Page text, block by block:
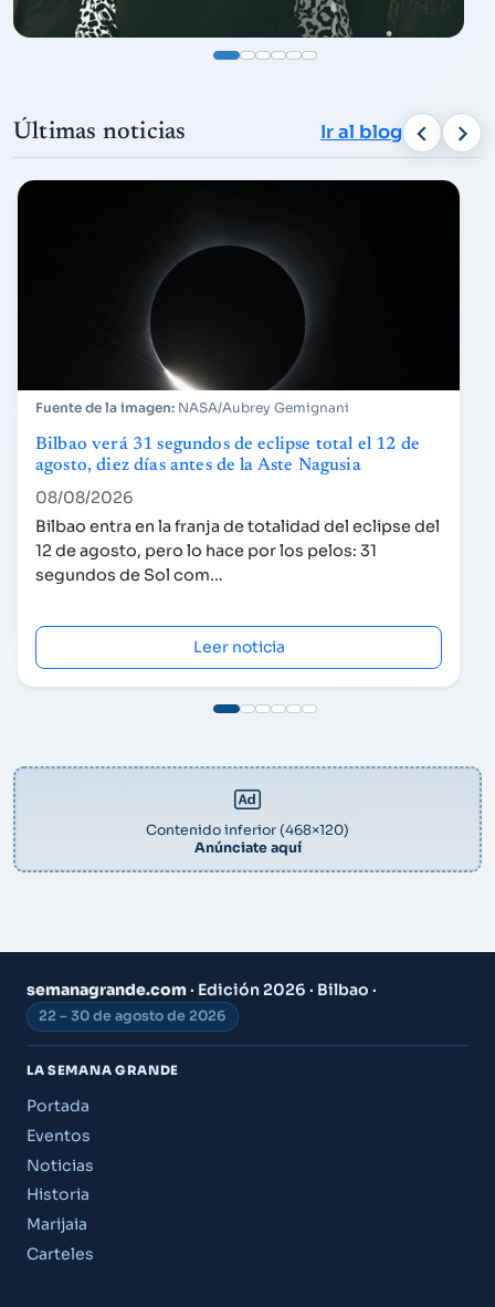
Últimas noticias Ir al blog
NASA/Aubrey Gemignani
Bilbao verá 31 segundos de eclipse total el 12 de
agosto, diez días antes de la Aste Nagusia
08/08/2026
Bilbao entra en la franja de totalidad del eclipse del
12 de agosto, pero lo hace por los pelos: 31
segundos de Sol com…
Leer noticia
Contenido inferior (468×120)
Anúnciate aquí
semanagrande.com· Edición 2026 · Bilbao ·
22 – 30 de agosto de 2026
LA SEMANA GRANDE
Portada
Eventos
Noticias
Historia
Marijaia
Carteles